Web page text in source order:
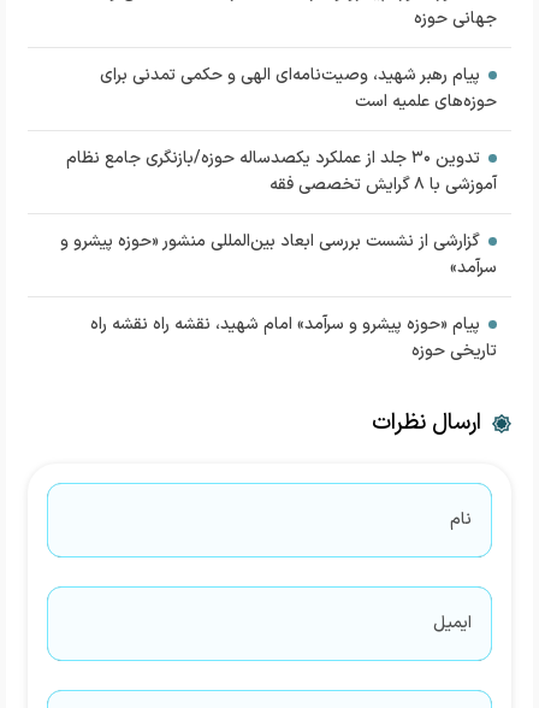
جهانی حوزه
پیام رهبر شهید، وصیت‌نامه‌ای الهی و حکمی تمدنی برای
حوزه‌های علمیه است
تدوین ۳۰ جلد از عملکرد یکصدساله حوزه/بازنگری جامع نظام
آموزشی با ۸ گرایش تخصصی فقه
گزارشی از نشست بررسی ابعاد بین‌المللی منشور «حوزه پیشرو و
سرآمد»
پیام «حوزه پیشرو و سرآمد» امام شهید، نقشه راه نقشه راه
تاریخی حوزه‌
ارسال نظرات